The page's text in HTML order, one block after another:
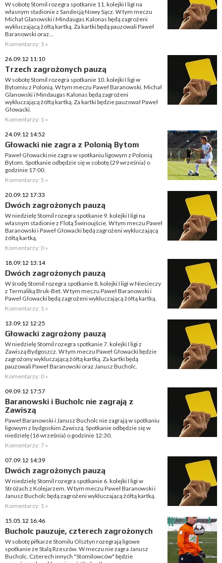
W sobotę Stomil rozegra spotkanie 11. kolejki I ligi na
własnym stadionie z Sandecją Nowy Sącz. W tym meczu
Michał Glanowski i Mindaugas Kalonas będą zagrożeni
wykluczającą żółtą kartką. Za kartki będą pauzowali Paweł
Baranowski oraz...
Komentarzy: 1 »
26.09.12 11:10
Trzech zagrożonych pauzą
W sobotę Stomil rozegra spotkanie 10. kolejki I ligi w
Bytomiu z Polonią. W tym meczu Paweł Baranowski, Michał
Glanowski i Mindaugas Kalonas będą zagrożeni
wykluczającą żółtą kartką. Za kartki będzie pauzował Paweł
Głowacki.
Komentarzy: 1 »
24.09.12 14:52
Głowacki nie zagra z Polonią Bytom
Paweł Głowacki nie zagra w spotkaniu ligowym z Polonią
Bytom. Spotkanie odbędzie się w sobotę (29 września) o
godzinie 17:00.
Komentarzy: 5 »
20.09.12 17:33
Dwóch zagrożonych pauzą
W niedzielę Stomil rozegra spotkanie 9. kolejki I ligi na
własnym stadionie z Flotą Świnoujście. W tym meczu Paweł
Baranowski i Paweł Głowacki będą zagrożeni wykluczającą
żółtą kartką.
Komentarzy: 0 »
18.09.12 13:14
Dwóch zagrożonych pauzą
W środę Stomil rozegra spotkanie 8. kolejki I ligi w Niecieczy
z Termaliką Bruk-Bet. W tym meczu Paweł Baranowski i
Paweł Głowacki będą zagrożeni wykluczającą żółtą kartką.
Komentarzy: 1 »
13.09.12 12:25
Głowacki zagrożony pauzą
W niedzielę Stomil rozegra spotkanie 7. kolejki I ligi z
Zawiszą Bydgoszcz. W tym meczu Paweł Głowacki będzie
zagrożony wykluczającą żółtą kartką. Za kartki będą
pauzowali Paweł Baranowski oraz Janusz Bucholc.
Komentarzy: 0 »
09.09.12 17:57
Baranowski i Bucholc nie zagrają z
Zawiszą
Paweł Baranowski i Janusz Bucholc nie zagrają w spotkaniu
ligowym z bydgoskim Zawiszą. Spotkanie odbędzie się w
niedzielę (16 września) o godzinie 12:30.
Komentarzy: 7 »
07.09.12 14:39
Dwóch zagrożonych pauzą
W niedzielę Stomil rozegra spotkanie 6. kolejki I ligi w
Stróżach z Kolejarzem. W tym meczu Paweł Baranowski i
Janusz Bucholc będą zagrożeni wykluczającą żółtą kartką.
Komentarzy: 1 »
15.05.12 16:46
Bucholc pauzuje, czterech zagrożonych
W sobotę piłkarze Stomilu Olsztyn rozegrają ligowe
spotkanie ze Stalą Rzeszów. W meczu nie zagra Janusz
Bucholc. Czterech innych "Stomilowców" będzie